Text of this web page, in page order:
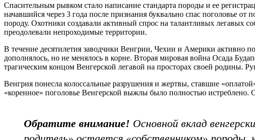
Спасительным рывком стало написание стандарта породы и ее
начавшийся через 3 года после признания буквально спас поголовье
породу. Охотники создавали активный спрос на талантливых легавых
преодолевали непроходимые территории.
В течение десятилетия заводчики Венгрии, Чехии и Америки активно
дополнялось, но не менялось в корне. Вторая мировая война Осада
трагическим концом Венгерской легавой на просторах своей родины.
Венгрия понесла колоссальные разрушения и жертвы, ставшие
«коренное» поголовье Венгерской выжлы было полностью
Обратите внимание! Основной вклад